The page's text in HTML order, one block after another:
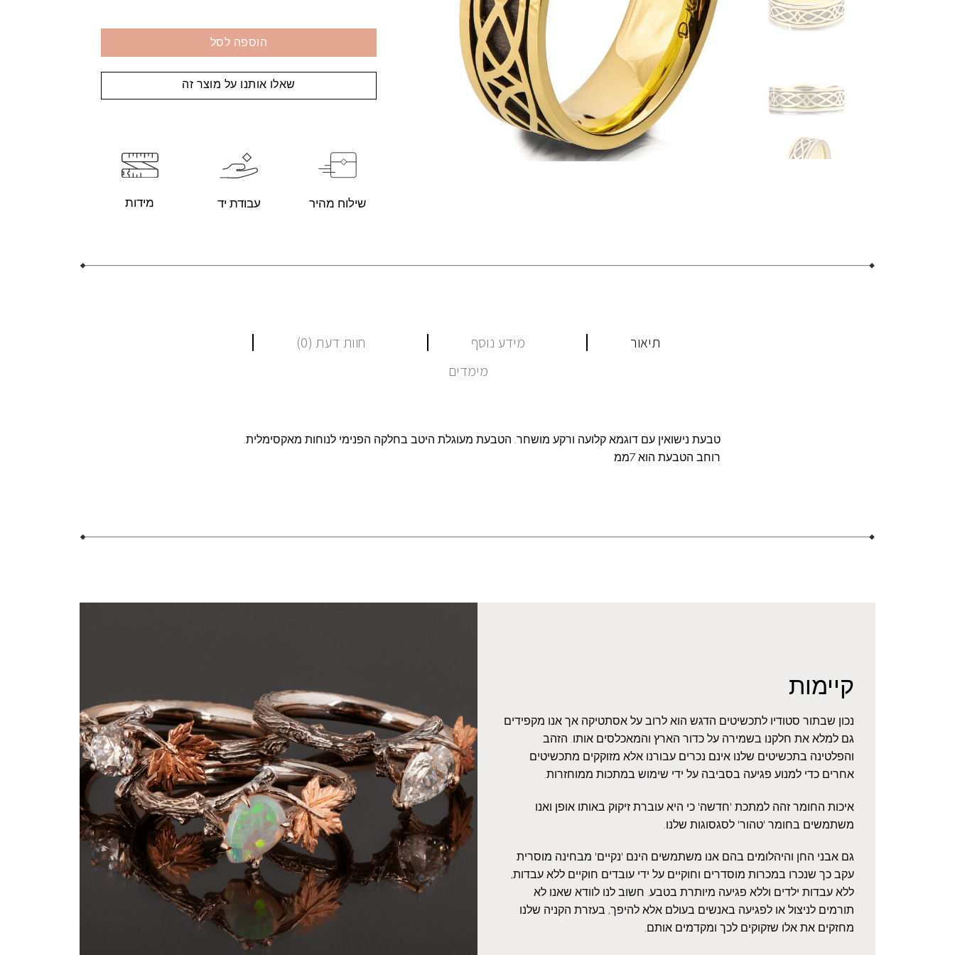
הוספה לסל
שאלו אותנו על מוצר זה
שילוח מהיר עבודת יד מידות
תיאור מידע נוסף
חוות דעת (0)
מימדים
טבעת נישואין עם דוגמא קלועה ורקע מושחר. הטבעת מעוגלת היטב בחלקה הפנימי לנוחות מאקסימלית.
רוחב הטבעת הוא 7ממ
קיימות
נכון שבתור סטודיו לתכשיטים הדגש הוא לרוב על אסתטיקה אך אנו מקפידים
גם למלא את חלקנו בשמירה על כדור הארץ והמאכלסים אותו. הזהב
והפלטינה בתכשיטים שלנו אינם נכרים עבורנו אלא מזוקקים מתכשיטים
אחרים כדי למנוע פגיעה בסביבה על ידי שימוש במתכות ממוחזרות.
איכות החומר זהה למתכת 'חדשה' כי היא עוברת זיקוק באותו אופן ואנו
משתמשים בחומר 'טהור' לסגסוגות שלנו.
גם אבני החן והיהלומים בהם אנו משתמשים הינם 'נקיים' מבחינה מוסרית
עקב כך שנכרו במכרות מוסדרים וחוקיים על ידי עובדים חוקיים ללא עבדות,
ללא עבדות ילדים וללא פגיעה מיותרת בטבע. חשוב לנו לוודא שאנו לא
תורמים לניצול או לפגיעה באנשים בעולם אלא להיפך, בעזרת הקניה שלנו
מחזקים את אלו שזקוקים לכך ומקדמים אותם.